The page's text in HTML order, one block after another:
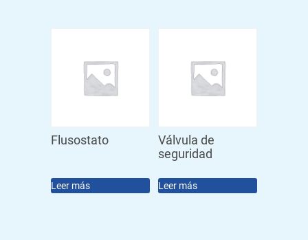
Flusostato
Leer más
Válvula de
seguridad
Leer más